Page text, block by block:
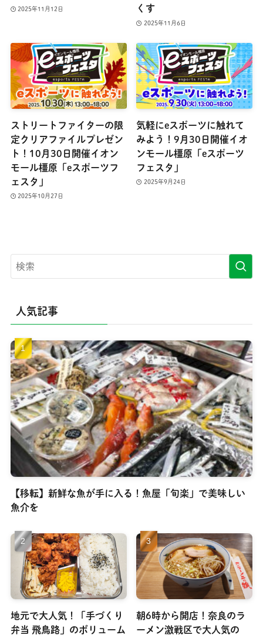
2025年11月12日
くす
2025年11月6日
ストリートファイターの限
定クリアファイルプレゼン
ト！10月30日開催イオン
モール橿原「eスポーツフ
ェスタ」
2025年10月27日
気軽にeスポーツに触れて
みよう！9月30日開催イオ
ンモール橿原「eスポーツ
フェスタ」
2025年9月24日
人気記事
【移転】新鮮な魚が手に入る！魚屋「旬楽」で美味しい
魚介を
地元で大人気！「手づくり
弁当 飛鳥路」のボリューム
朝6時から開店！奈良のラ
ーメン激戦区で大人気の